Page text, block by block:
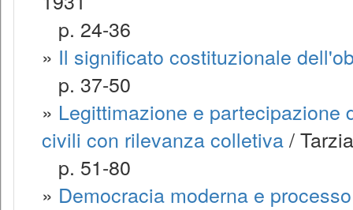
p. 24-36
» Il significato costituzionale
p. 37-50
» Legittimazione e
civili con rilevanza colletiva/
p. 51-80
» Democracia moderna e